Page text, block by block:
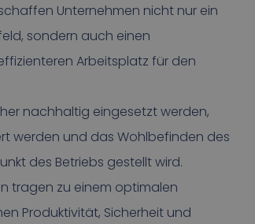
Unternehmen nicht nur ein
sondern auch einen
Arbeitsplatz für den
nachhaltig eingesetzt werden,
werden und das Wohlbefinden des
des Betriebs gestellt wird.
tragen zu einem optimalen
Produktivität, Sicherheit und